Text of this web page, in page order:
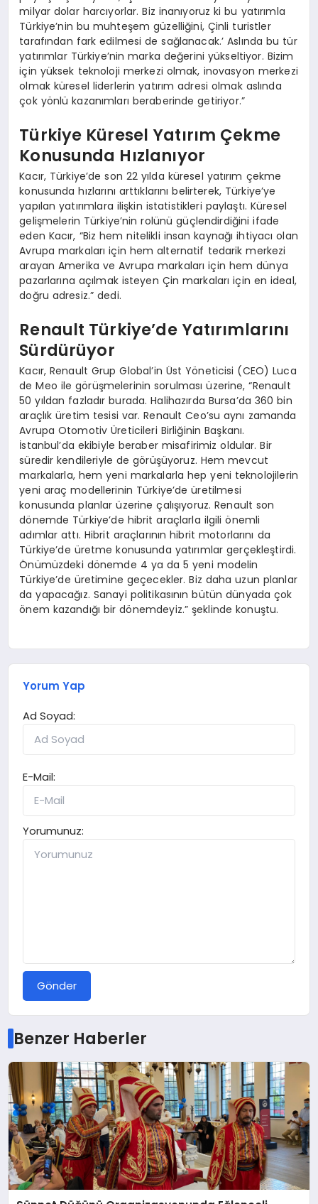
milyar dolar harcıyorlar. Biz inanıyoruz ki bu yatırımla
Türkiye’nin bu muhteşem güzelliğini, Çinli turistler
tarafından fark edilmesi de sağlanacak.’ Aslında bu tür
yatırımlar Türkiye’nin marka değerini yükseltiyor. Bizim
için yüksek teknoloji merkezi olmak, inovasyon merkezi
olmak küresel liderlerin yatırım adresi olmak aslında
çok yönlü kazanımları beraberinde getiriyor.”
Türkiye Küresel Yatırım Çekme
Konusunda Hızlanıyor
Kacır, Türkiye’de son 22 yılda küresel yatırım çekme
konusunda hızlarını arttıklarını belirterek, Türkiye’ye
yapılan yatırımlara ilişkin istatistikleri paylaştı. Küresel
gelişmelerin Türkiye’nin rolünü güçlendirdiğini ifade
eden Kacır, “Biz hem nitelikli insan kaynağı ihtiyacı olan
Avrupa markaları için hem alternatif tedarik merkezi
arayan Amerika ve Avrupa markaları için hem dünya
pazarlarına açılmak isteyen Çin markaları için en ideal,
doğru adresiz.” dedi.
Renault Türkiye’de Yatırımlarını
Sürdürüyor
Kacır, Renault Grup Global’in Üst Yöneticisi (CEO) Luca
de Meo ile görüşmelerinin sorulması üzerine, “Renault
50 yıldan fazladır burada. Halihazırda Bursa’da 360 bin
araçlık üretim tesisi var. Renault Ceo’su aynı zamanda
Avrupa Otomotiv Üreticileri Birliğinin Başkanı.
İstanbul’da ekibiyle beraber misafirimiz oldular. Bir
süredir kendileriyle de görüşüyoruz. Hem mevcut
markalarla, hem yeni markalarla hep yeni teknolojilerin
yeni araç modellerinin Türkiye’de üretilmesi
konusunda planlar üzerine çalışıyoruz. Renault son
dönemde Türkiye’de hibrit araçlarla ilgili önemli
adımlar attı. Hibrit araçlarının hibrit motorlarını da
Türkiye’de üretme konusunda yatırımlar gerçekleştirdi.
Önümüzdeki dönemde 4 ya da 5 yeni modelin
Türkiye’de üretimine geçecekler. Biz daha uzun planlar
da yapacağız. Sanayi politikasının bütün dünyada çok
önem kazandığı bir dönemdeyiz.” şeklinde konuştu.
Yorum Yap
Ad Soyad:
E-Mail:
Yorumunuz:
Gönder
Benzer Haberler